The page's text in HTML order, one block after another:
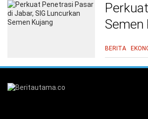
Semen
BERITA